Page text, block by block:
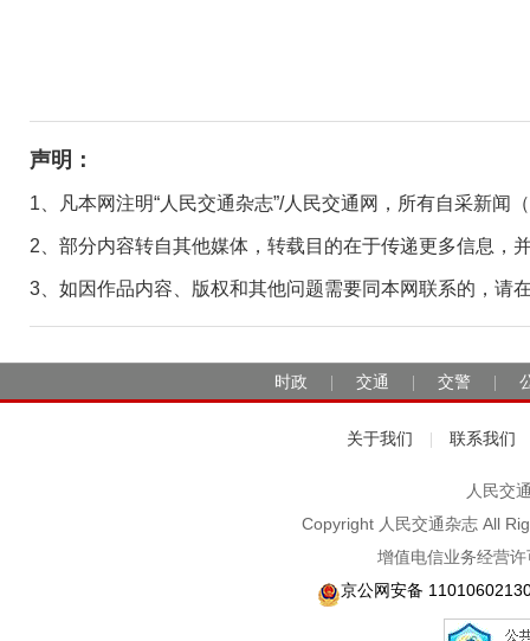
声明：
1、凡本网注明“人民交通杂志”/人民交通网，所有自采新
2、部分内容转自其他媒体，转载目的在于传递更多信息，
3、如因作品内容、版权和其他问题需要同本网联系的，请
时政 交通 交警
关于我们 联系我们
人民交
Copyright 人民交通杂志 All
增值电信业务经营
京公网安备